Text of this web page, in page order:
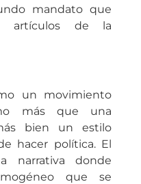
mandato que
artículos de la
un movimiento
más que una
bien un estilo
hacer política. El
narrativa donde
que se